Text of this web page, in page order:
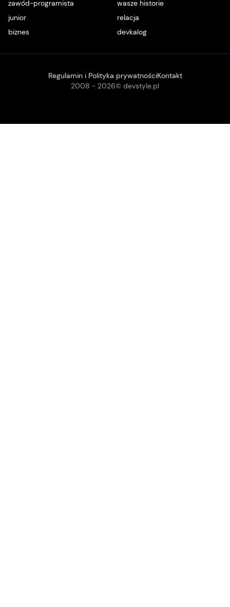
zawód-programista
wasze historie
junior
relacja
biznes
devkalog
2008 - 2026© devstyle.pl
Regulamin i Polityka prywatnościKontakt